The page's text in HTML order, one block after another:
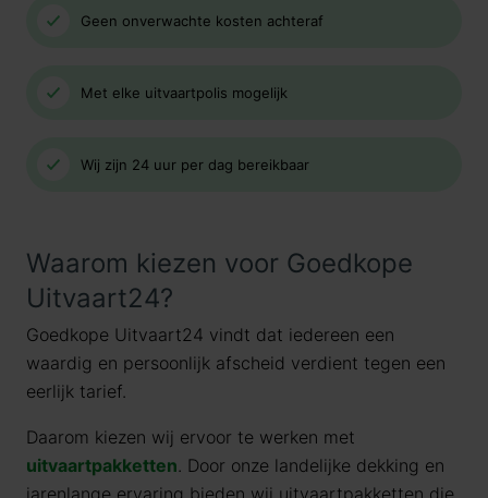
Geen onverwachte kosten achteraf
Met elke uitvaartpolis mogelijk
Wij zijn 24 uur per dag bereikbaar
Waarom kiezen voor Goedkope
Uitvaart24?
Goedkope Uitvaart24 vindt dat iedereen een
waardig en persoonlijk afscheid verdient tegen een
eerlijk tarief.
Daarom kiezen wij ervoor te werken met
uitvaartpakketten. Door onze landelijke dekking en
jarenlange ervaring bieden wij uitvaartpakketten die